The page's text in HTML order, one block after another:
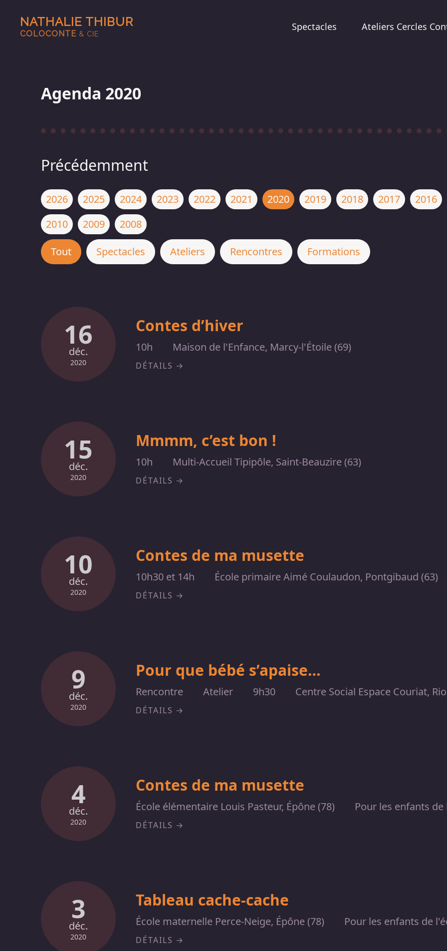
NATHALIE THIBUR
COLOCONTE & CIE
Spectacles Ateliers Cercles
Agenda 2020
Précédemment
2026 2025 2024 2023 2022 2021 2020 2019 2018 2017
2016
2010
2009 2008
Tout Spectacles Ateliers Rencontres Formations
16
déc.
2020
Contes d’hiver
10h Maison de l'Enfance, Marcy-l'Étoile (69)
DÉTAILS
15
déc.
2020
Mmmm, c’est bon !
10h Multi-Accueil Tipipôle, Saint-Beauzire (63)
DÉTAILS
10
déc.
2020
Contes de ma musette
10h30 et 14h École primaire Aimé Coulaudon, Pontgibaud (63)
DÉTAILS
9
déc.
2020
Pour que bébé s’apaise…
Rencontre Atelier 9h30 Centre Social Espace Couriat,
DÉTAILS
4
déc.
2020
Contes de ma musette
École élémentaire Louis Pasteur, Épône (78) Pour les enfants de
DÉTAILS
3
déc.
2020
Tableau cache-cache
École maternelle Perce-Neige, Épône (78) Pour les enfants de
DÉTAILS